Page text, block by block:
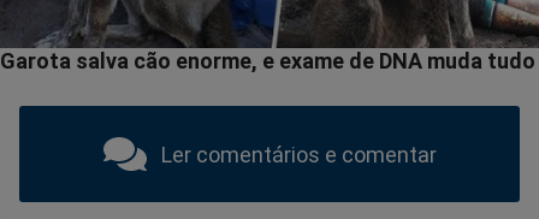
Ler comentários e comentar